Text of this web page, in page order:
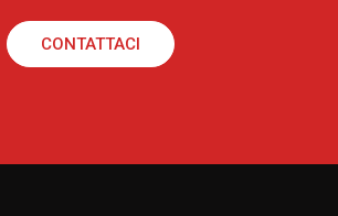
CONTATTACI